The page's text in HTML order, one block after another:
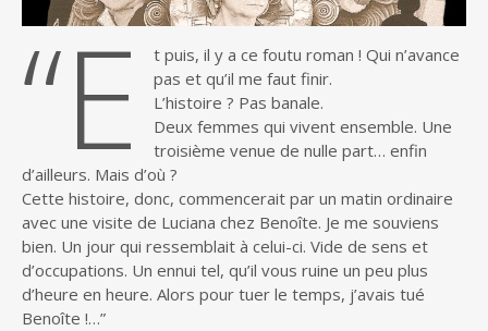
“E
t puis, il y a ce foutu roman ! Qui n’avance
pas et qu’il me faut finir.
L’histoire ? Pas banale.
Deux femmes qui vivent ensemble. Une
troisième venue de nulle part… enfin
d’ailleurs. Mais d’où ?
Cette histoire, donc, commencerait par un matin ordinaire
avec une visite de Luciana chez Benoîte. Je me souviens
bien. Un jour qui ressemblait à celui-ci. Vide de sens et
d’occupations. Un ennui tel, qu’il vous ruine un peu plus
d’heure en heure. Alors pour tuer le temps, j’avais tué
Benoîte !…”